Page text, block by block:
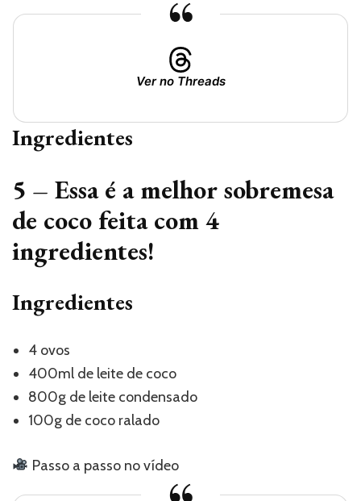
Ver no Threads
Ingredientes
5 – Essa é a melhor sobremesa
de coco feita com 4
ingredientes!
Ingredientes
4 ovos
400ml de leite de coco
800g de leite condensado
100g de coco ralado
Passo a passo no vídeo